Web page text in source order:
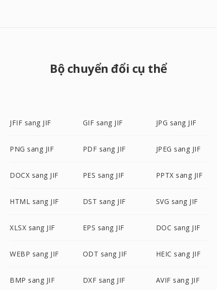
Bộ chuyển đổi cụ thể
JFIF sang JIF GIF sang JIF JPG sang JIF
PNG sang JIF PDF sang JIF JPEG sang JIF
DOCX sang JIF PES sang JIF PPTX sang JIF
HTML sang JIF DST sang JIF SVG sang JIF
XLSX sang JIF EPS sang JIF DOC sang JIF
WEBP sang JIF ODT sang JIF HEIC sang JIF
BMP sang JIF DXF sang JIF AVIF sang JIF